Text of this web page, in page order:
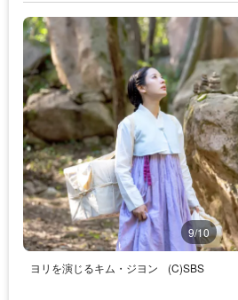
9/10
ヨリを演じるキム・ジヨン (C)SBS